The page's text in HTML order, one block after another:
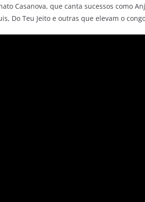
Casanova, que canta sucessos como
Do Teu Jeito e outras que elevam o